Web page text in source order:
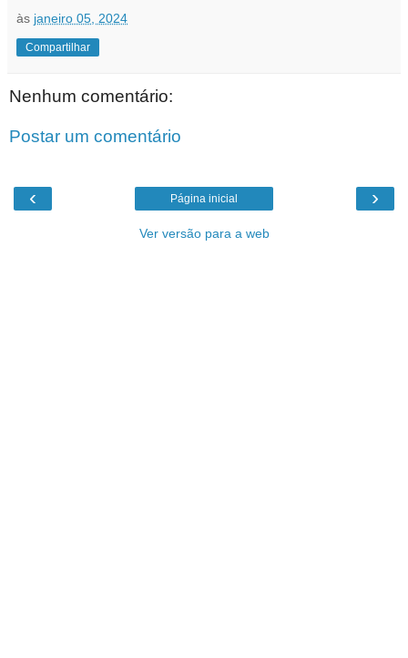
às janeiro 05, 2024
Compartilhar
Nenhum comentário:
Postar um comentário
‹ ›
Página inicial
Ver versão para a web